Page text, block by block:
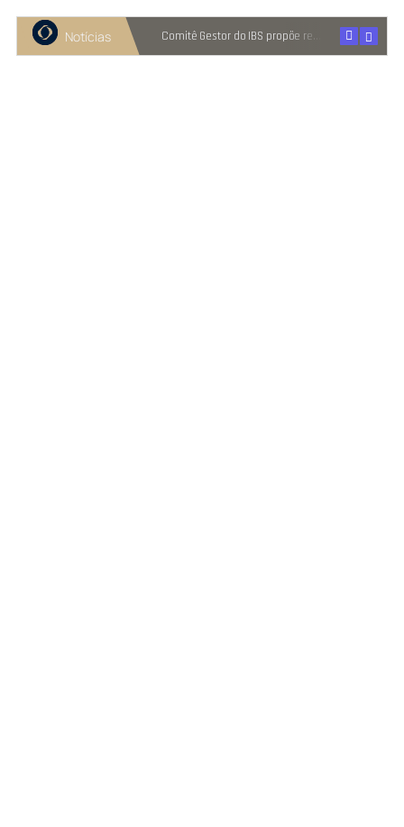
Notícias
Recuperação judicial cresce entre micro e pequenas empresas Comitê Gestor do IBS propõe reter metade de 2027